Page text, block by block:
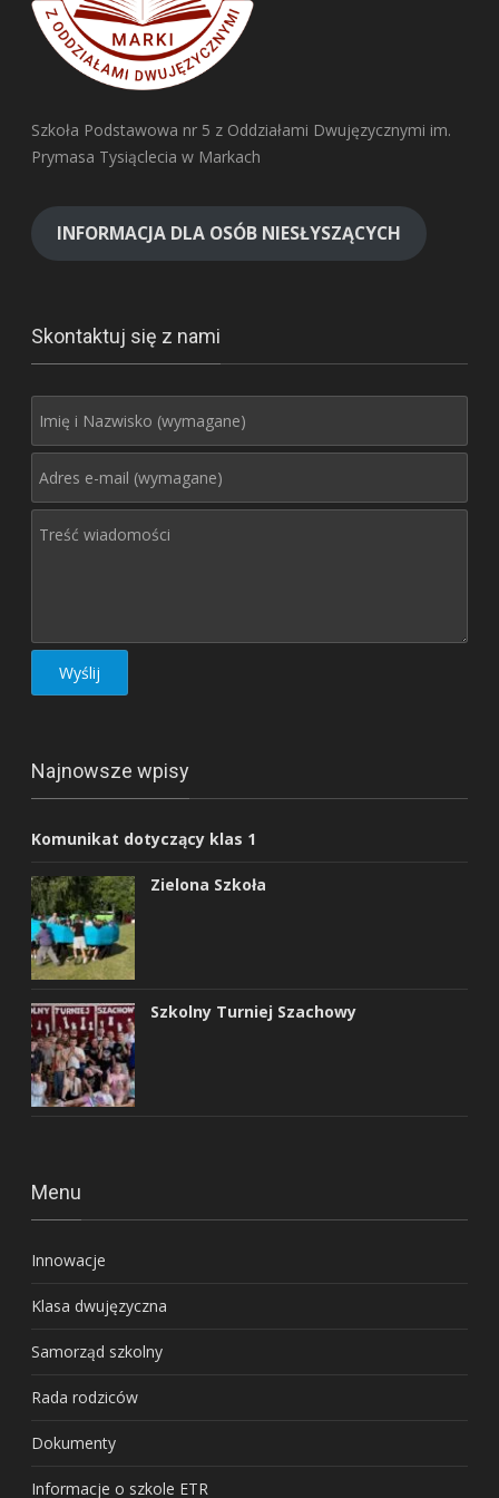
Szkoła Podstawowa nr 5 z Oddziałami Dwujęzycznymi im.
Prymasa Tysiąclecia w Markach
INFORMACJA DLA OSÓB NIESŁYSZĄCYCH
Skontaktuj się z nami
Najnowsze wpisy
Komunikat dotyczący klas 1
Zielona Szkoła
Szkolny Turniej Szachowy
Menu
Innowacje
Klasa dwujęzyczna
Samorząd szkolny
Rada rodziców
Dokumenty
Informacje o szkole ETR